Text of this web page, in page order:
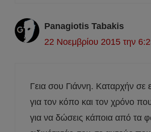
Panagiotis Tabakis
22 Νοεμβρίου 2015 την
Γεια σου Γιάννη. Καταρχήν σε
για τον κόπο και τον χρόνο
για να δώσεις κάποια από τα